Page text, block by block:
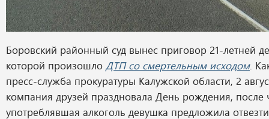
Боровский районный суд вынес приговор 21-летней
которой произошло ДТП со смертельным исходом.
пресс-служба прокуратуры Калужской области, 2
компания друзей праздновала День рождения, после
употреблявшая алкоголь девушка предложила